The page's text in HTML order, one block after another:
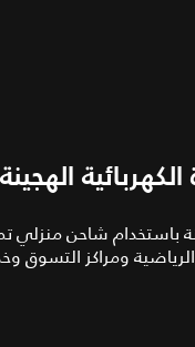
باستخدام شاحن
ومراكز التسوق